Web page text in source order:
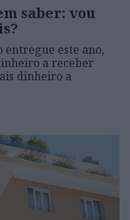
saber: vou
entregue este ano,
a receber
dinheiro a